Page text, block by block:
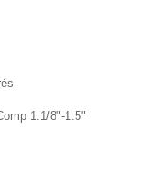
1.1/8"-1.5"